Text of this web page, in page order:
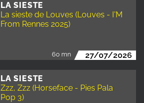
LA SIESTE
La sieste de Louves (Louves - I'M
From Rennes 2025)
60 mn 27/07/2026
LA SIESTE
Zzz, Zzz (Horseface - Pies Pala
Pop 3)